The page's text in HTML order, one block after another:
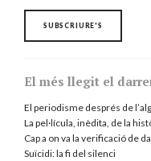
El més llegit el
El periodisme després de
La pel·lícula, inèdita, de la
Cap a on va la verificació de
Suïcidi: la fi del silenci